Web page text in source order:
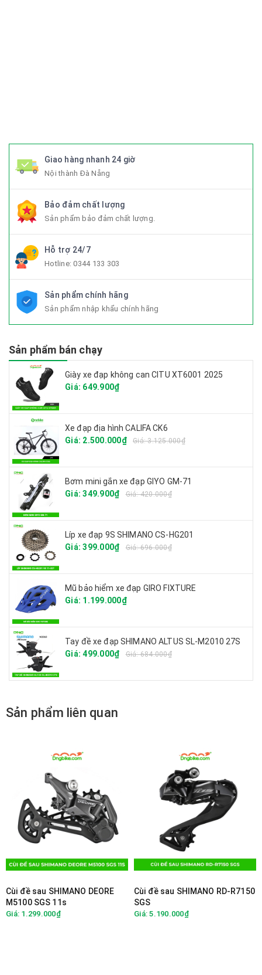
Giao hàng nhanh 24 giờ
Nội thành Đà Nẵng
Bảo đảm chất lượng
Sản phẩm bảo đảm chất lượng.
Hỗ trợ 24/7
Hotline:0344 133 303
Sản phẩm chính hãng
Sản phẩm nhập khẩu chính hãng
Sản phẩm bán chạy
Giày xe đạp không can CITU XT6001 2025
Giá: 649.900₫
Xe đạp địa hình CALIFA CK6
Giá: 2.500.000₫
Giá: 3.125.000₫
Bơm mini gắn xe đạp GIYO GM-71
Giá: 349.900₫
Giá: 420.000₫
Líp xe đạp 9S SHIMANO CS-HG201
Giá: 399.000₫
Giá: 696.000₫
Mũ bảo hiểm xe đạp GIRO FIXTURE
Giá: 1.199.000₫
Tay đề xe đạp SHIMANO ALTUS SL-M2010 27S
Giá: 499.000₫
Giá: 684.000₫
Sản phẩm liên quan
Cùi đề sau SHIMANO DEORE
M5100 SGS 11s
Giá: 1.299.000₫
Cùi đề sau SHIMANO RD-R7150
SGS
Giá: 5.190.000₫